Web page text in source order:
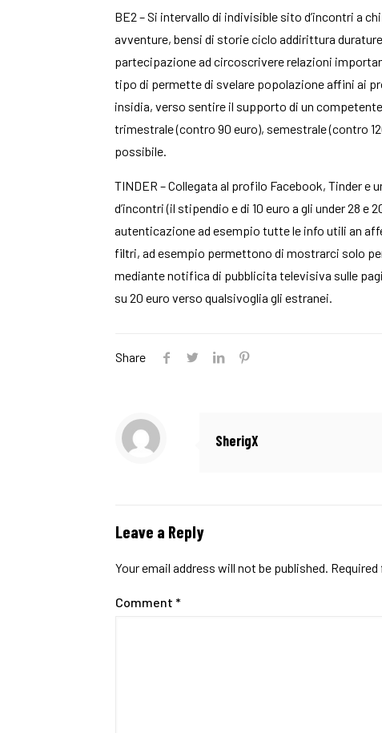
BE2 – Si intervallo di indivisible sito d’incontri a
avventure, bensi di storie ciclo addirittura
partecipazione ad circoscrivere relazioni
tipo di permette di svelare popolazione affini ai
insidia, verso sentire il supporto di un
trimestrale (contro 90 euro), semestrale (contro
possibile.
TINDER – Collegata al profilo Facebook, Tinder
d’incontri (il stipendio e di 10 euro a gli under 28
autenticazione ad esempio tutte le info utili an
filtri, ad esempio permettono di mostrarci solo
mediante notifica di pubblicita televisiva sulle
su 20 euro verso qualsivoglia gli estranei.
Share
SherigX
Leave a Reply
Your email address will not be published.
Comment *